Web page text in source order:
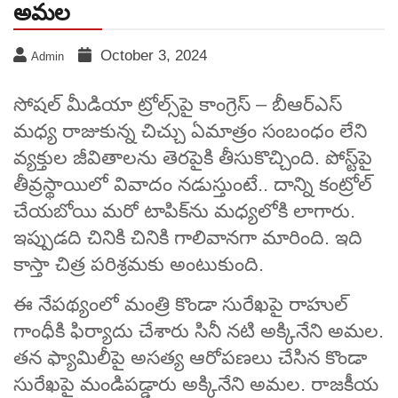
అమల
Admin October 3, 2024
సోషల్ మీడియా ట్రోల్స్‌పై కాంగ్రెస్‌ – బీఆర్‌ఎస్
మధ్య రాజుకున్న చిచ్చు ఏమాత్రం సంబంధం లేని
వ్యక్తుల జీవితాలను తెరపైకి తీసుకొచ్చింది. పోస్ట్‌పై
తీవ్రస్థాయిలో వివాదం నడుస్తుంటే.. దాన్ని కంట్రోల్
చేయబోయి మరో టాపిక్‌ను మధ్యలోకి లాగారు.
ఇప్పుడది చినికి చినికి గాలివానగా మారింది. ఇది
కాస్తా చిత్ర పరిశ్రమకు అంటుకుంది.
ఈ నేపథ్యంలో మంత్రి కొండా సురేఖపై రాహుల్
గాంధీకి ఫిర్యాదు చేశారు సినీ నటి అక్కినేని అమల.
తన ఫ్యామిలీపై అసత్య ఆరోపణలు చేసిన కొండా
సురేఖపై మండిపడ్డారు అక్కినేని అమల. రాజకీయ